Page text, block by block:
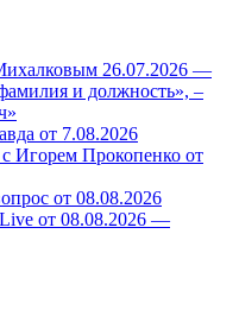
26.07.2026 —
и должность», –
от 7.08.2026
Игорем Прокопенко от
от 08.08.2026
от 08.08.2026 —